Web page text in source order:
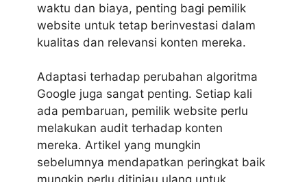
waktu dan biaya, penting bagi pemilik
website untuk tetap berinvestasi dalam
kualitas dan relevansi konten mereka.
Adaptasi terhadap perubahan algoritma
Google juga sangat penting. Setiap kali
ada pembaruan, pemilik website perlu
melakukan audit terhadap konten
mereka. Artikel yang mungkin
sebelumnya mendapatkan peringkat baik
mungkin perlu ditinjau ulang untuk